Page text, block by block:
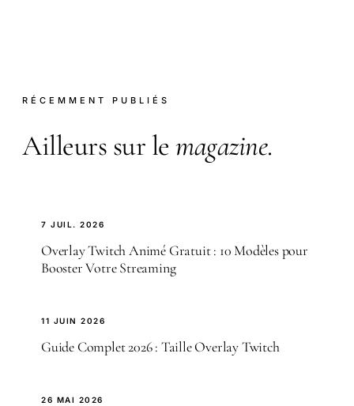
RÉCEMMENT PUBLIÉS
Ailleurs sur le magazine.
7 JUIL. 2026
Overlay Twitch Animé Gratuit : 10 Modèles pour
Booster Votre Streaming
11 JUIN 2026
Guide Complet 2026 : Taille Overlay Twitch
26 MAI 2026